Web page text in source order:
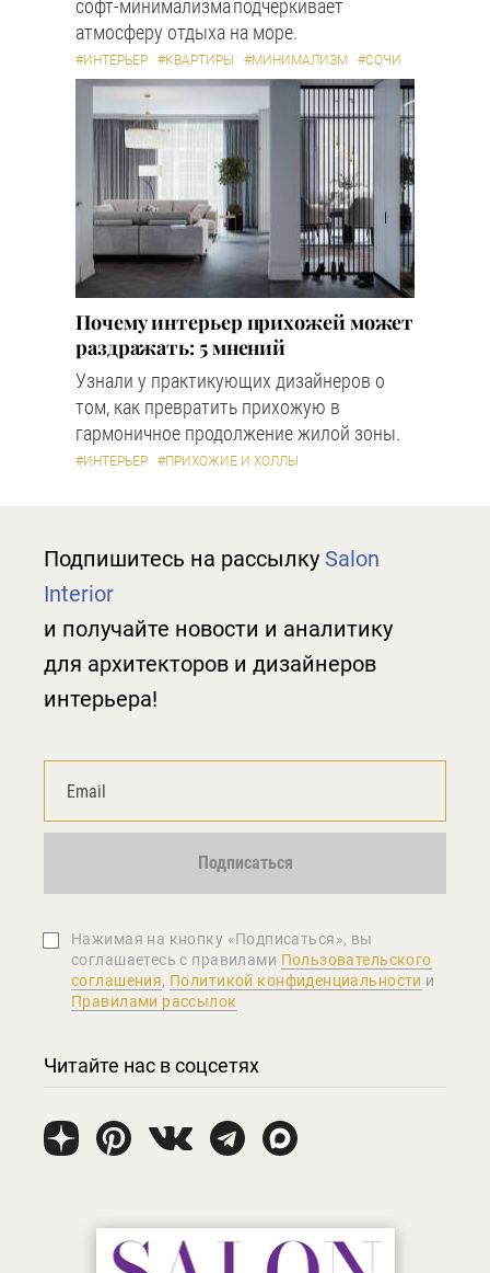
софт-минимализма подчеркивает
атмосферу отдыха на море.
#ИНТЕРЬЕР #КВАРТИРЫ #МИНИМАЛИЗМ #СОЧИ
Почему интерьер прихожей может
раздражать: 5 мнений
Узнали у практикующих дизайнеров о
том, как превратить прихожую в
гармоничное продолжение жилой зоны.
#ИНТЕРЬЕР #ПРИХОЖИЕ И ХОЛЛЫ
Подпишитесь на рассылку Salon
Interior
и получайте новости и аналитику
для архитекторов и дизайнеров
интерьера!
Подписаться
Нажимая на кнопку «Подписаться», вы
соглашаетеcь с правилами Пользовательского
соглашения, Политикой конфиденциальности и
Правилами рассылок
Читайте нас в соцсетях